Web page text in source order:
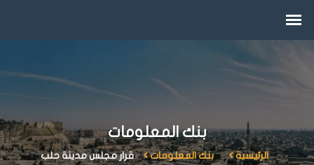
بنك المعلومات
الرئيسية بنك المعلومات قرار مجلس مدينة حلب